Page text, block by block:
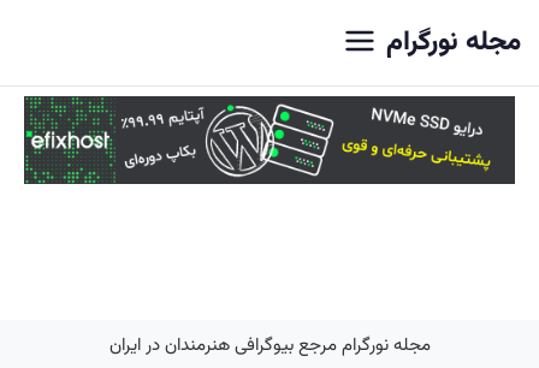
مجله نورگرام
مجله نورگرام مرجع بیوگرافی هنرمندان در ایران